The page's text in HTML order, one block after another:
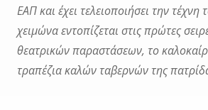
ΕΑΠ και έχει τελειοποιήσει την
χειμώνα εντοπίζεται στις πρώτες
θεατρικών παραστάσεων, το
τραπέζια καλών ταβερνών της